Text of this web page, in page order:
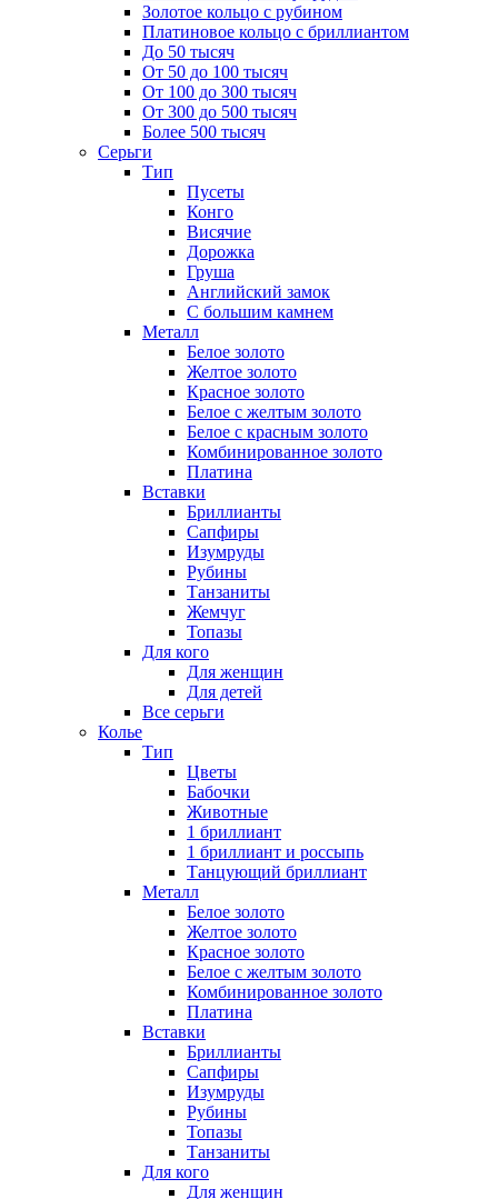
Золотое кольцо с рубином
Платиновое кольцо с бриллиантом
До 50 тысяч
От 50 до 100 тысяч
От 100 до 300 тысяч
От 300 до 500 тысяч
Более 500 тысяч
Серьги
Тип
Пусеты
Конго
Висячие
Дорожка
Груша
Английский замок
С большим камнем
Металл
Белое золото
Желтое золото
Красное золото
Белое с желтым золото
Белое с красным золото
Комбинированное золото
Платина
Вставки
Бриллианты
Сапфиры
Изумруды
Рубины
Танзаниты
Жемчуг
Топазы
Для кого
Для женщин
Для детей
Все серьги
Колье
Тип
Цветы
Бабочки
Животные
1 бриллиант
1 бриллиант и россыпь
Танцующий бриллиант
Металл
Белое золото
Желтое золото
Красное золото
Белое с желтым золото
Комбинированное золото
Платина
Вставки
Бриллианты
Сапфиры
Изумруды
Рубины
Топазы
Танзаниты
Для кого
Для женщин